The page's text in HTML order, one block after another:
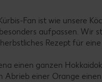
Fan ist wie unsere
aufpassen. Wir
Rezept für
einen ganzen
Abrieb einer Orange